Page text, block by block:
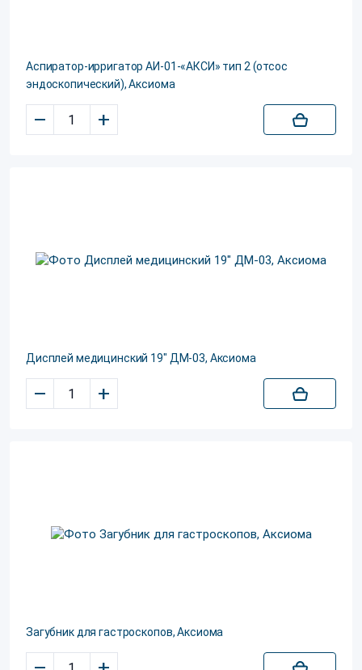
Аспиратор-ирригатор АИ-01-«АКСИ» тип 2 (отсос
эндоскопический), Аксиома
– +
Дисплей медицинский 19" ДМ-03, Аксиома
– +
Загубник для гастроскопов, Аксиома